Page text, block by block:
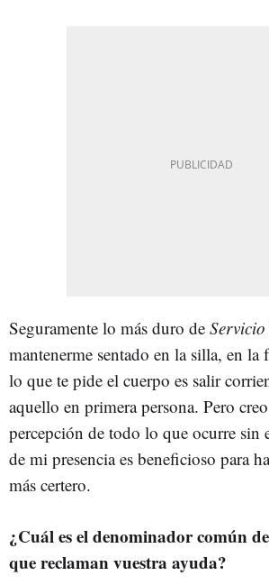
Seguramente lo más duro de Servicio
mantenerme sentado en la silla, en la
lo que te pide el cuerpo es salir
aquello en primera persona. Pero
percepción de todo lo que ocurre sin
de mi presencia es beneficioso para
más certero.
¿Cuál es el denominador común
que reclaman vuestra ayuda?